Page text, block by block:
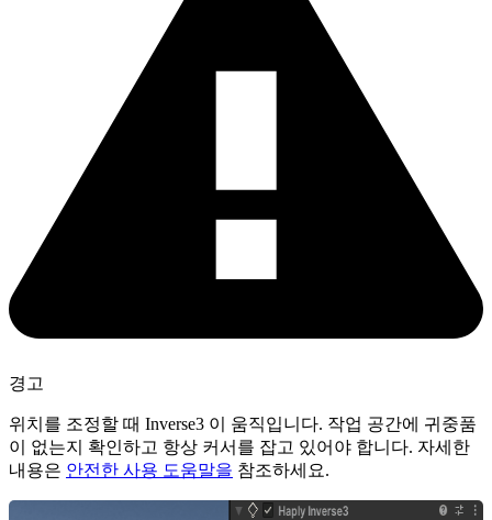
경고
위치를 조정할 때 Inverse3 이 움직입니다. 작업 공간에 귀중품
이 없는지 확인하고 항상 커서를 잡고 있어야 합니다. 자세한
내용은 안전한 사용 도움말을 참조하세요.